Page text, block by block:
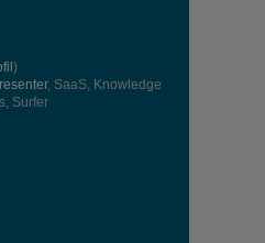
)
, SaaS, Knowledge
Surfer